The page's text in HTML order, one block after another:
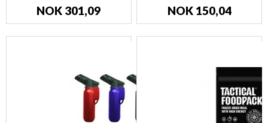
NOK 301,09 NOK 150,04